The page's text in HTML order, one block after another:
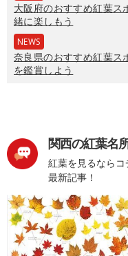
大阪府のおすすめ紅葉ス
緒に楽しもう
NEWS
奈良県のおすすめ紅葉ス
を鑑賞しよう
関西の紅葉名
紅葉を見るなら
最新記事！